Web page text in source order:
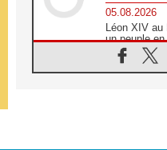
05.08.2026
Léon XIV au
un peuple
05.08.2026
SCEAM: